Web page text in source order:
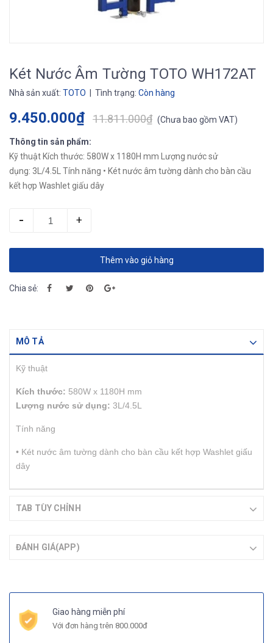
Két Nước Âm Tường TOTO WH172AT
Nhà sản xuất: TOTO | Tình trạng: Còn hàng
9.450.000₫ 11.811.000₫ (Chưa bao gồm VAT)
Thông tin sản phẩm:
Kỹ thuật Kích thước: 580W x 1180H mm Lượng nước sử
dụng: 3L/4.5L Tính năng • Két nước âm tường dành cho bàn cầu
kết hợp Washlet giấu dây
- +
Thêm vào giỏ hàng
Chia sẻ:
MÔ TẢ
Kỹ thuật
Kích thước: 580W x 1180H mm
Lượng nước sử dụng: 3L/4.5L
Tính năng
• Két nước âm tường dành cho bàn cầu kết hợp Washlet giấu
dây
TAB TÙY CHỈNH
ĐÁNH GIÁ(APP)
Giao hàng miễn phí
Với đơn hàng trên 800.000đ